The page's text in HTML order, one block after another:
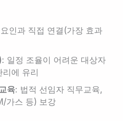
인과 직접 연결(가장 효과
: 일정 조율이 어려운 대상자
리에 유리
육: 법적 선임자 직무교육,
가스 등) 보강